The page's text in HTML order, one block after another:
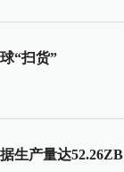
“扫货”
生产量达52.26ZB